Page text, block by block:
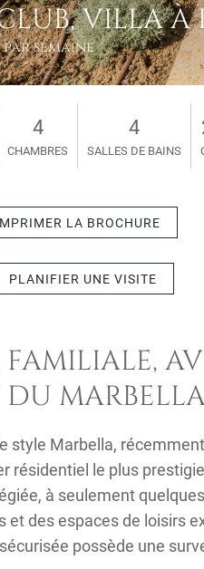
VILLA À
par semaine
4
CHAMBRES
4
SALLES DE BAINS
LA BROCHURE
PLANIFIER UNE VISITE
style Marbella,
résidentiel le plus
à seulement
et des espaces de loisirs
possède une